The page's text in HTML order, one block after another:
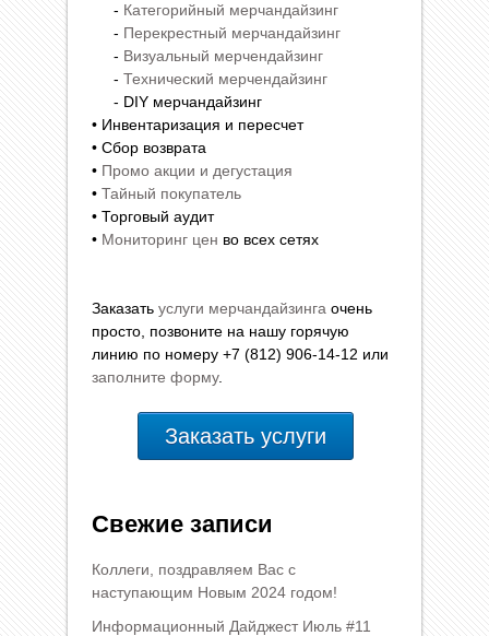
- Категорийный мерчандайзинг
- Перекрестный мерчандайзинг
- Визуальный мерчендайзинг
- Технический мерчендайзинг
- DIY мерчандайзинг
• Инвентаризация и пересчет
• Сбор возврата
• Промо акции и дегустация
• Тайный покупатель
• Торговый аудит
• Мониторинг цен во всех сетях
Заказать услуги мерчандайзинга очень
просто, позвоните на нашу горячую
линию по номеру +7 (812) 906-14-12 или
заполните форму.
Заказать услуги
Свежие записи
Коллеги, поздравляем Вас с
наступающим Новым 2024 годом!
Информационный Дайджест Июль #11